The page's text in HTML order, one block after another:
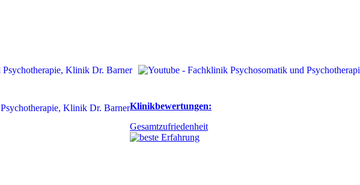
Klinikbewertungen:
Gesamtzufriedenheit